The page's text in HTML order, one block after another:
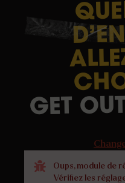
GET OUT
Oups, module de
Vérifiez les